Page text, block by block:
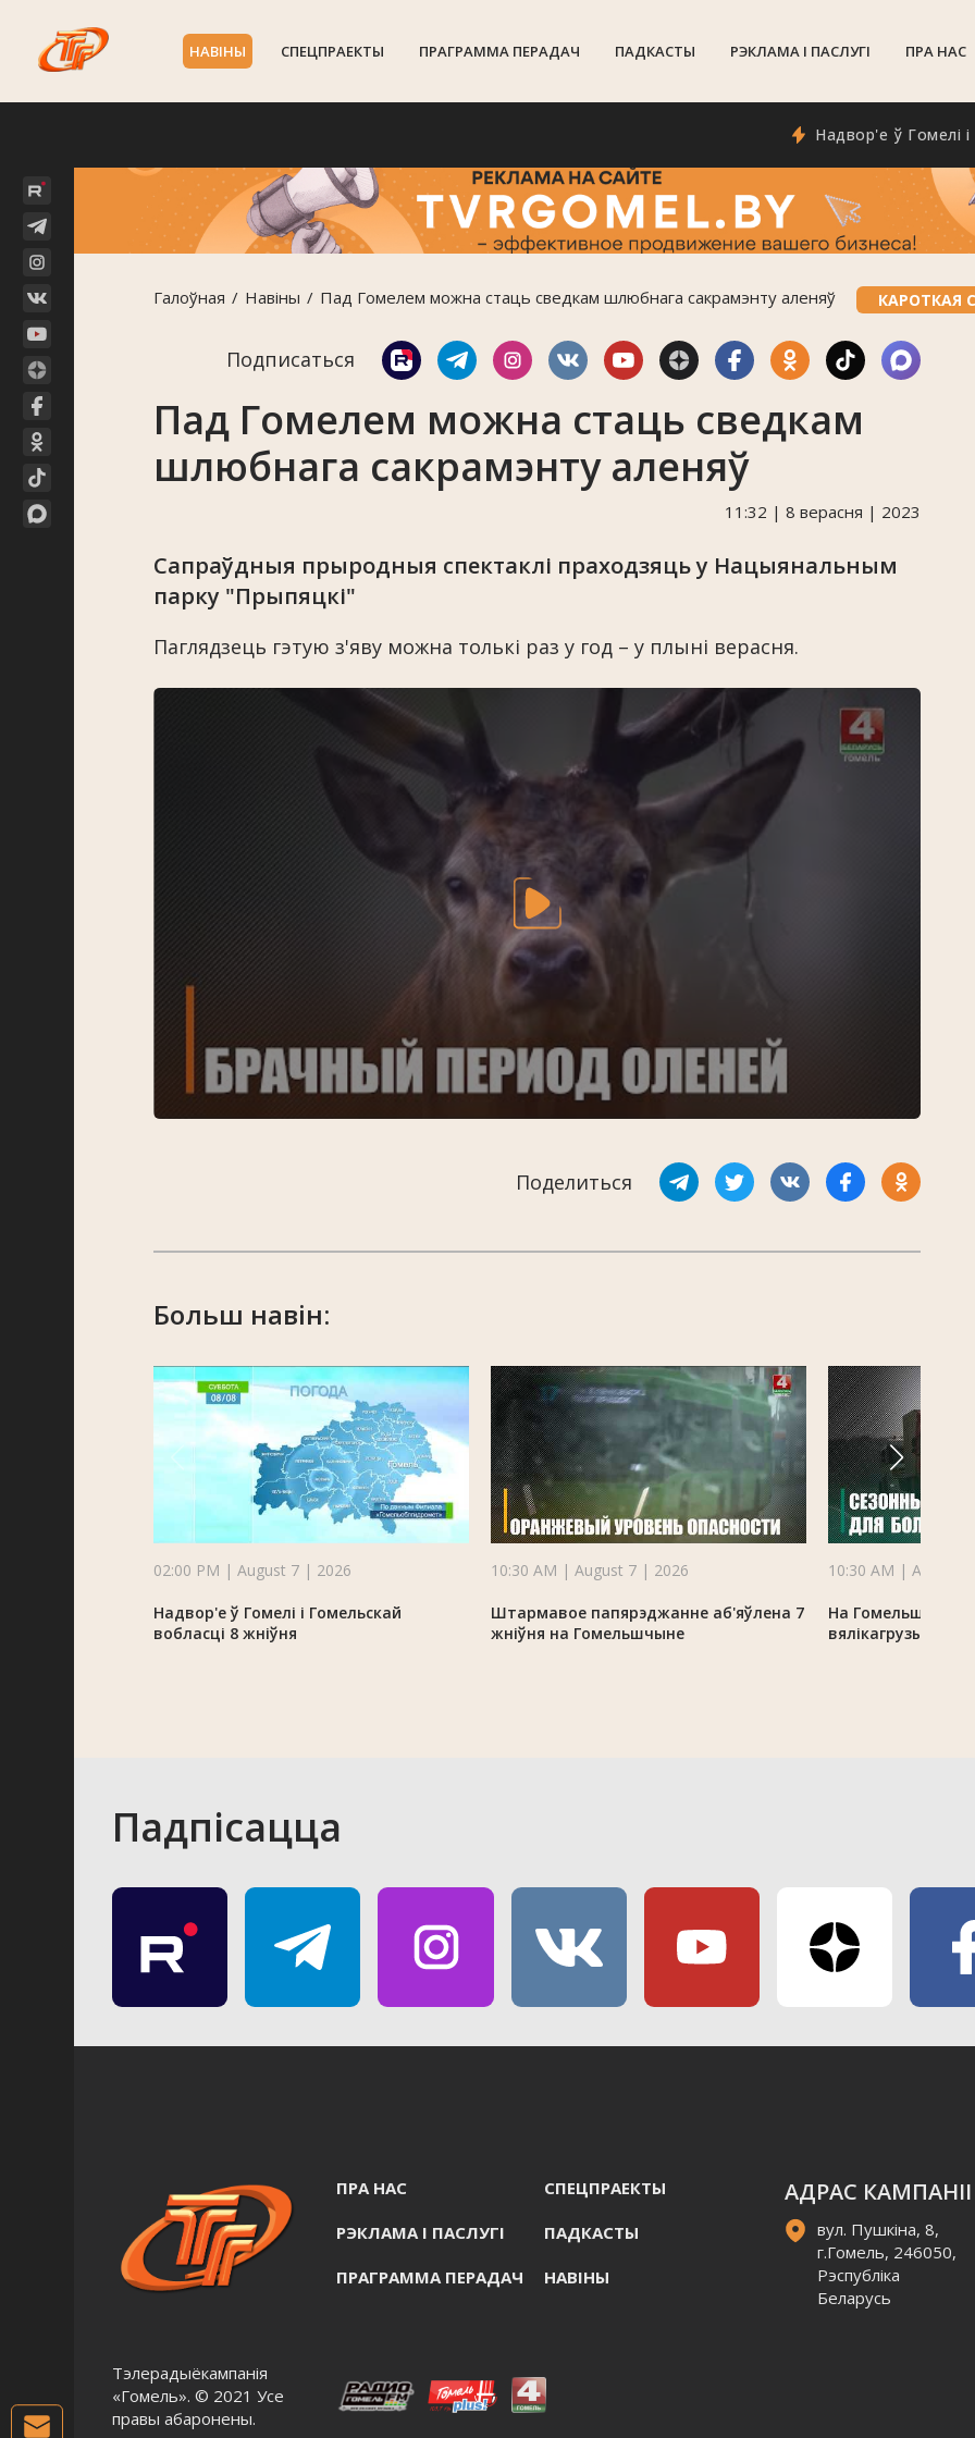
НАВIНЫ СПЕЦПРАЕКТЫ ПРАГРАММА ПЕРАДАЧ ПАДКАСТЫ РЭКЛАМА I ПАСЛУГI ПРА НАС
Надвор'е ў Гомелі і
Галоўная Навiны Пад Гомелем можна стаць сведкам шлюбнага сакрамэнту аленяў КАРОТКАЯ
Подписаться
Пад Гомелем можна стаць сведкам
шлюбнага сакрамэнту аленяў
11:32 | 8 верасня | 2023
Сапраўдныя прыродныя спектаклі праходзяць у Нацыянальным
парку "Прыпяцкі"
Паглядзець гэтую з'яву можна толькі раз у год – у плыні верасня.
Поделиться
Больш навін:
02:00 PM | August 7 | 2026
Надвор'е ў Гомелі і Гомельскай
вобласці 8 жніўня
10:30 AM | August 7 | 2026
Штармавое папярэджанне аб'яўлена 7
жніўня на Гомельшчыне
10:30 AM | August 7
На Гомельшчыне
вялікагрузы з-за
Падпісацца
Тэлерадыёкампанія
«Гомель». © 2021 Усе
правы абаронены.
ПРА НАС СПЕЦПРАЕКТЫ
РЭКЛАМА I ПАСЛУГI ПАДКАСТЫ
ПРАГРАММА ПЕРАДАЧ НАВIНЫ
АДРАС КАМПАНІІ
вул. Пушкіна, 8,
г.Гомель, 246050,
Рэспубліка
Беларусь